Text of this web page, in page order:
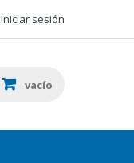
Iniciar sesión
vacío